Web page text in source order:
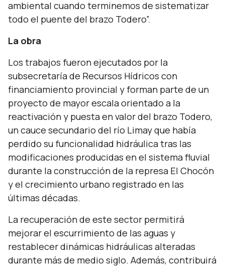
ambiental cuando terminemos de sistematizar
todo el puente del brazo Todero”.
La obra
Los trabajos fueron ejecutados por la
subsecretaría de Recursos Hídricos con
financiamiento provincial y forman parte de un
proyecto de mayor escala orientado a la
reactivación y puesta en valor del brazo Todero,
un cauce secundario del río Limay que había
perdido su funcionalidad hidráulica tras las
modificaciones producidas en el sistema fluvial
durante la construcción de la represa El Chocón
y el crecimiento urbano registrado en las
últimas décadas.
La recuperación de este sector permitirá
mejorar el escurrimiento de las aguas y
restablecer dinámicas hidráulicas alteradas
durante más de medio siglo. Además, contribuirá